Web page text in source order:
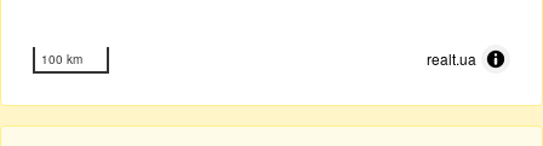
100 km realt.ua